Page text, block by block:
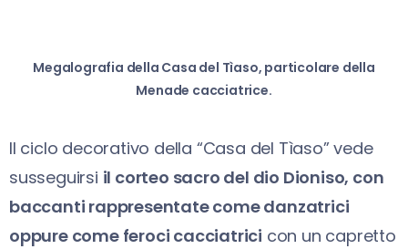
Megalografia della Casa del Tìaso, particolare della
Menade cacciatrice.
Il ciclo decorativo della “Casa del Tìaso” vede
susseguirsi il corteo sacro del dio Dioniso, con
baccanti rappresentate come danzatrici
oppure come feroci cacciatrici con un capretto